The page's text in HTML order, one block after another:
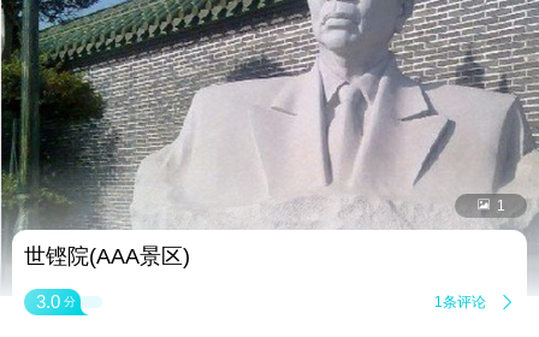
 1
世铿院(AAA景区)
3.0 分 1条评论 
